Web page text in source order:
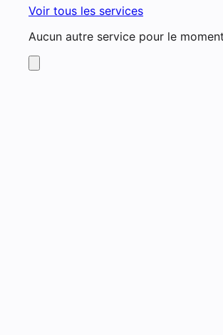
Voir tous les services
Aucun autre service pour le